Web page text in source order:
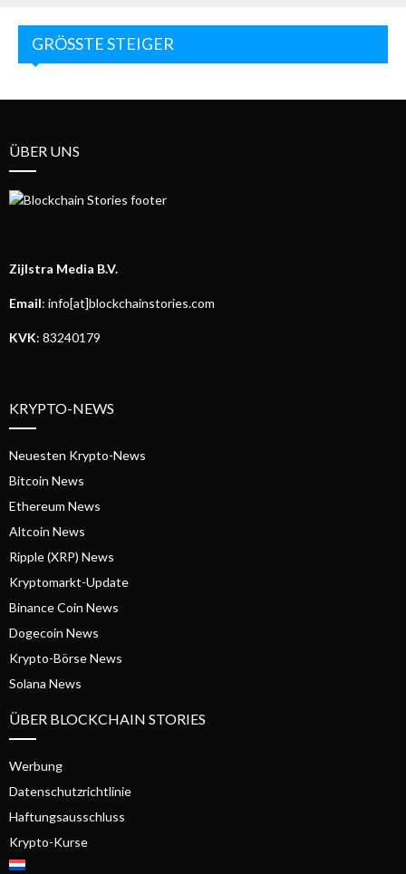
GRÖSSTE STEIGER
ÜBER UNS
Zijlstra Media B.V.
Email: info[at]blockchainstories.com
KVK: 83240179
KRYPTO-NEWS
Neuesten Krypto-News
Bitcoin News
Ethereum News
Altcoin News
Ripple (XRP) News
Kryptomarkt-Update
Binance Coin News
Dogecoin News
Krypto-Börse News
Solana News
ÜBER BLOCKCHAIN STORIES
Werbung
Datenschutzrichtlinie
Haftungsausschluss
Krypto-Kurse